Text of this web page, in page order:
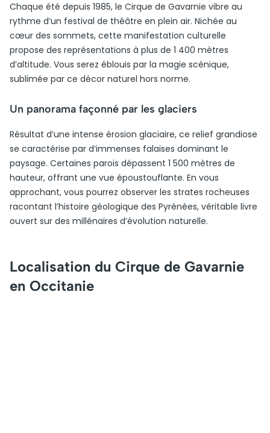
Chaque été depuis 1985, le Cirque de Gavarnie vibre au
rythme d’un festival de théâtre en plein air. Nichée au
cœur des sommets, cette manifestation culturelle
propose des représentations à plus de 1 400 mètres
d’altitude. Vous serez éblouis par la magie scénique,
sublimée par ce décor naturel hors norme.
Un panorama façonné par les glaciers
Résultat d’une intense érosion glaciaire, ce relief grandiose
se caractérise par d’immenses falaises dominant le
paysage. Certaines parois dépassent 1 500 mètres de
hauteur, offrant une vue époustouflante. En vous
approchant, vous pourrez observer les strates rocheuses
racontant l’histoire géologique des Pyrénées, véritable livre
ouvert sur des millénaires d’évolution naturelle.
Localisation du Cirque de Gavarnie
en Occitanie